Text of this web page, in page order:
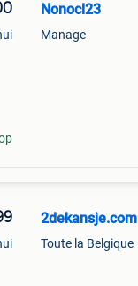
Nonocl23
Manage
2dekansje.com
Toute la Belgique